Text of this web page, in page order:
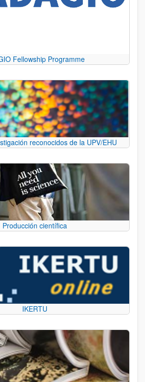
Fellowship Programme
reconocidos de la UPV/EHU
Producción científica
IKERTU